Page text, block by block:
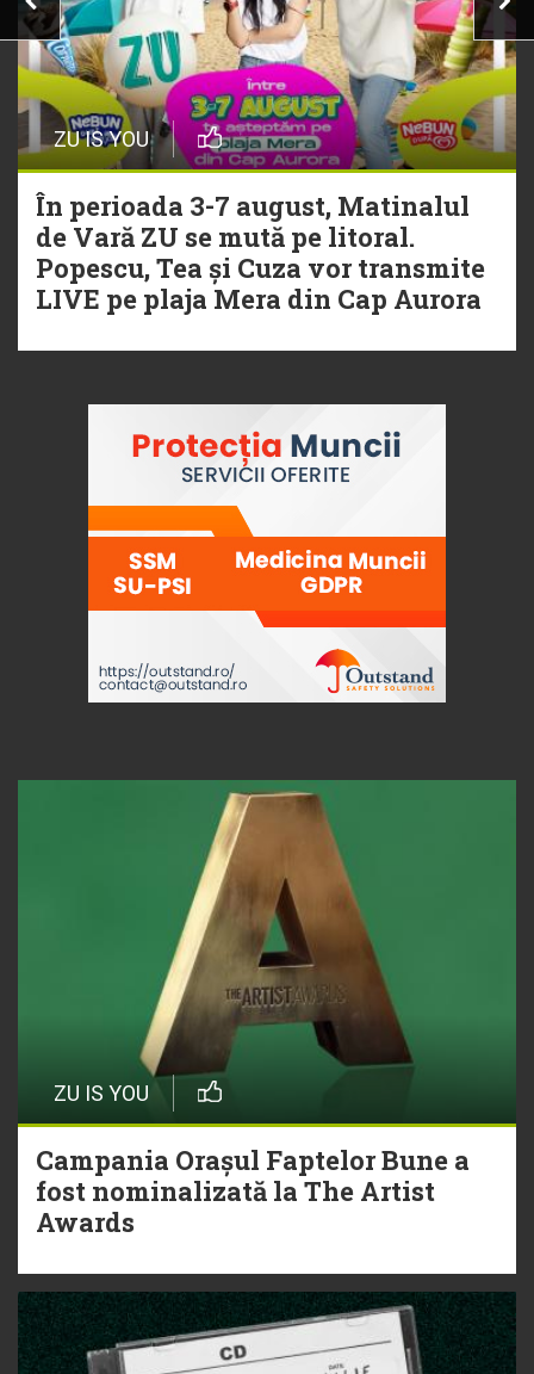
ZU IS YOU
În perioada 3-7 august, Matinalul
de Vară ZU se mută pe litoral.
Popescu, Tea și Cuza vor transmite
LIVE pe plaja Mera din Cap Aurora
ZU IS YOU
Campania Orașul Faptelor Bune a
fost nominalizată la The Artist
Awards